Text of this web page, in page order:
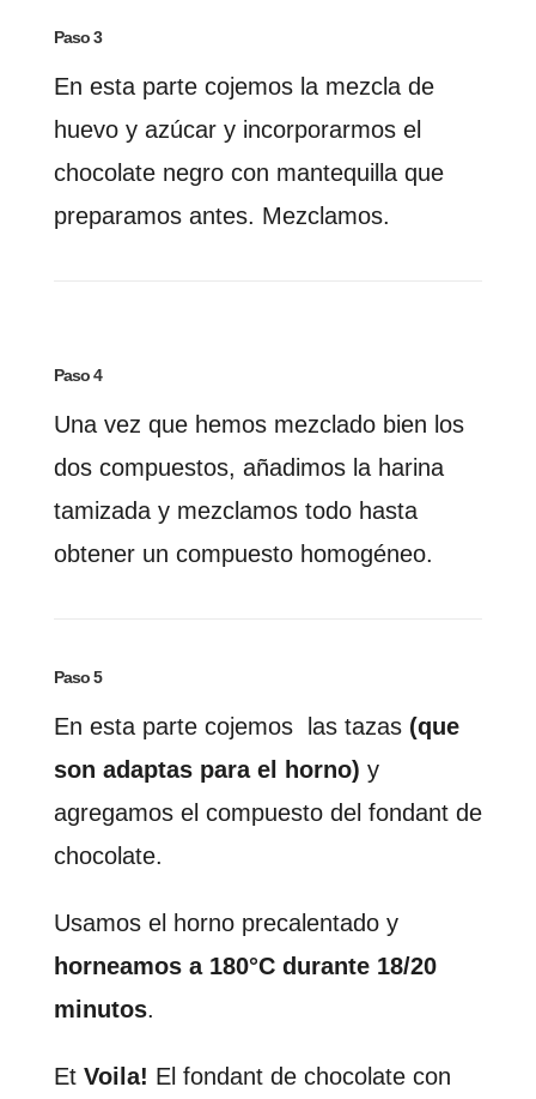
Paso 3
En esta parte cojemos la mezcla de
huevo y azúcar y incorporarmos el
chocolate negro con mantequilla que
preparamos antes. Mezclamos.
Paso 4
Una vez que hemos mezclado bien los
dos compuestos, añadimos la harina
tamizada y mezclamos todo hasta
obtener un compuesto homogéneo.
Paso 5
En esta parte cojemos las tazas (que
son adaptas para el horno) y
agregamos el compuesto del fondant de
chocolate.
Usamos el horno precalentado y
horneamos a 180°C durante 18/20
minutos.
EtVoila! El fondant de chocolate con